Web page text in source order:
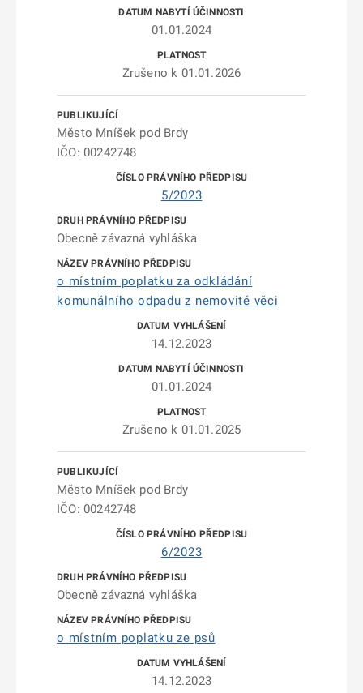
01.01.2024
Zrušeno k 01.01.2026
Město Mníšek pod Brdy
IČO: 00242748
5/2023
Obecně závazná vyhláška
o místním poplatku za odkládání
komunálního odpadu z nemovité věci
14.12.2023
01.01.2024
Zrušeno k 01.01.2025
Město Mníšek pod Brdy
IČO: 00242748
6/2023
Obecně závazná vyhláška
o místním poplatku ze psů
14.12.2023